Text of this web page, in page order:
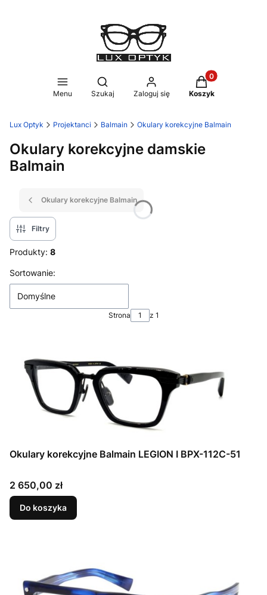
Menu
Otwórz wyszukiwarkę
Szukaj Zaloguj się
Produkty w
Koszyk
Lux Optyk Projektanci Balmain Okulary korekcyjne Balmain
Okulary korekcyjne damskie
Balmain
Okulary korekcyjne Balmain
Filtry
Produkty: 8
Lista produktów
Sortowanie:
Domyślne
Strona z 1
Okulary korekcyjne Balmain LEGION I BPX-112C-51
Cena
2 650,00 zł
Do koszyka